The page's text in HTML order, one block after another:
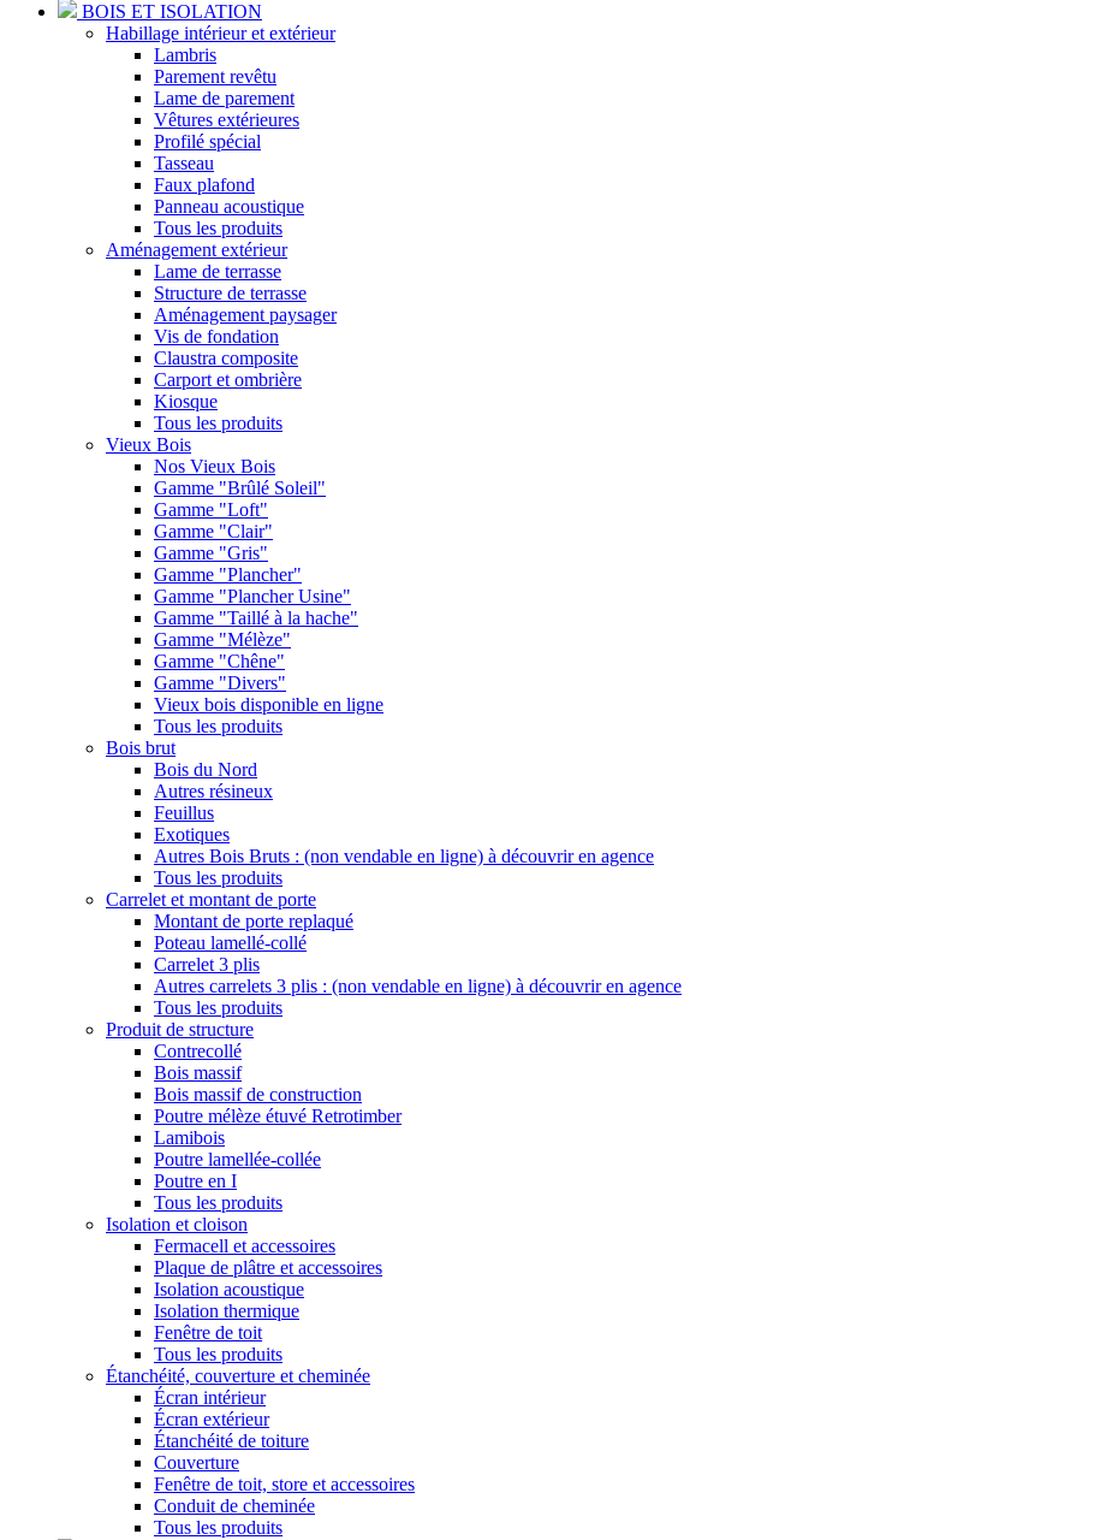
BOIS ET ISOLATION
Habillage intérieur et extérieur
Lambris
Parement revêtu
Lame de parement
Vêtures extérieures
Profilé spécial
Tasseau
Faux plafond
Panneau acoustique
Tous les produits
Aménagement extérieur
Lame de terrasse
Structure de terrasse
Aménagement paysager
Vis de fondation
Claustra composite
Carport et ombrière
Kiosque
Tous les produits
Vieux Bois
Nos Vieux Bois
Gamme "Brûlé Soleil"
Gamme "Loft"
Gamme "Clair"
Gamme "Gris"
Gamme "Plancher"
Gamme "Plancher Usine"
Gamme "Taillé à la hache"
Gamme "Mélèze"
Gamme "Chêne"
Gamme "Divers"
Vieux bois disponible en ligne
Tous les produits
Bois brut
Bois du Nord
Autres résineux
Feuillus
Exotiques
Autres Bois Bruts : (non vendable en ligne) à découvrir en agence
Tous les produits
Carrelet et montant de porte
Montant de porte replaqué
Poteau lamellé-collé
Carrelet 3 plis
Autres carrelets 3 plis : (non vendable en ligne) à découvrir en agence
Tous les produits
Produit de structure
Contrecollé
Bois massif
Bois massif de construction
Poutre mélèze étuvé Retrotimber
Lamibois
Poutre lamellée-collée
Poutre en I
Tous les produits
Isolation et cloison
Fermacell et accessoires
Plaque de plâtre et accessoires
Isolation acoustique
Isolation thermique
Fenêtre de toit
Tous les produits
Étanchéité, couverture et cheminée
Écran intérieur
Écran extérieur
Étanchéité de toiture
Couverture
Fenêtre de toit, store et accessoires
Conduit de cheminée
Tous les produits